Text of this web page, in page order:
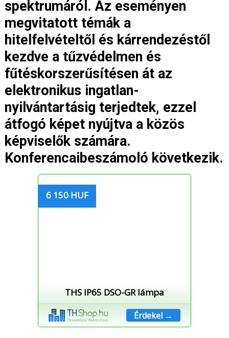
spektrumáról. Az eseményen
megvitatott témák a
hitelfelvételtől és kárrendezéstől
kezdve a tűzvédelmen és
fűtéskorszerűsítésen át az
elektronikus ingatlan-
nyilvántartásig terjedtek, ezzel
átfogó képet nyújtva a közös
képviselők számára.
Konferencaibeszámoló következik.
6 150 HUF
THS IP65 DSO-GR lámpa
Érdekel →